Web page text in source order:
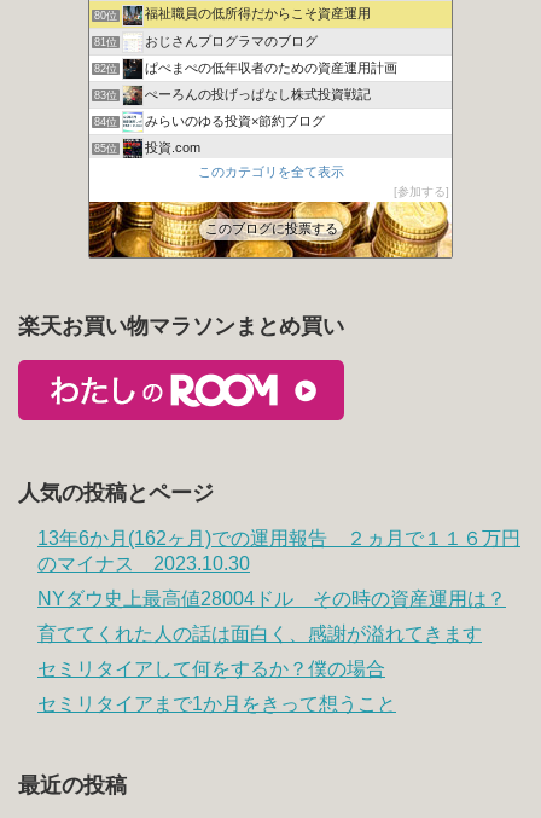
80位 福祉職員の低所得だからこそ資産運用
81位 おじさんプログラマのブログ
82位 ぱぺまぺの低年収者のための資産運用計画
83位 ぺーろんの投げっぱなし株式投資戦記
84位 みらいのゆる投資×節約ブログ
85位 投資.com
ますい画伯とインデックス投資？
87位 カンガルーブログ 今より豊かな生活を手に入れる
このカテゴリを全て表示
参加する
このブログに投票する
楽天お買い物マラソンまとめ買い
人気の投稿とページ
13年6か月(162ヶ月)での運用報告 ２ヵ月で１１６万円
のマイナス 2023.10.30
NYダウ史上最高値28004ドル その時の資産運用は？
育ててくれた人の話は面白く、感謝が溢れてきます
セミリタイアして何をするか？僕の場合
セミリタイアまで1か月をきって想うこと
最近の投稿